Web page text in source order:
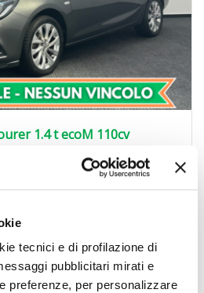
tecnici e di profilazione di
pubblicitari mirati e
preferenze, per personalizzare
1.4 t ecoM 110cv
Manuale
Euro6 D TEMP